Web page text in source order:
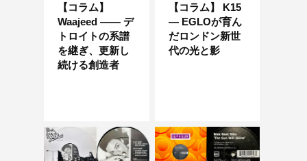
【コラム】
Waajeed —— デ
トロイトの系譜
を継ぎ、更新し
続ける創造者
【コラム】 K15
― EGLOが育ん
だロンドン新世
代の光と影